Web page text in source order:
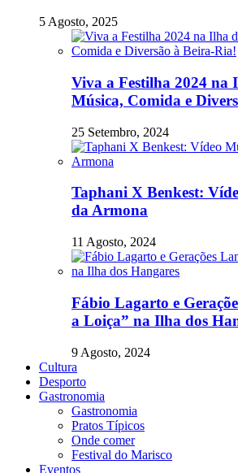
5 Agosto, 2025
Viva a Festilha 2024 na
Música, Comida e
25 Setembro, 2024
Taphani X Benkest:
da Armona
11 Agosto, 2024
Fábio Lagarto e
a Loiça” na Ilha dos
9 Agosto, 2024
Cultura
Desporto
Gastronomia
Gastronomia
Pratos Típicos
Onde comer
Festival do Marisco
Eventos